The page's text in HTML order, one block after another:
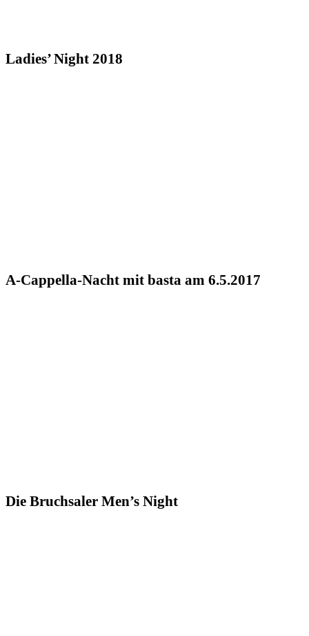
Ladies’ Night 2018
A-Cappella-Nacht mit basta am 6.5.2017
Die Bruchsaler Men’s Night